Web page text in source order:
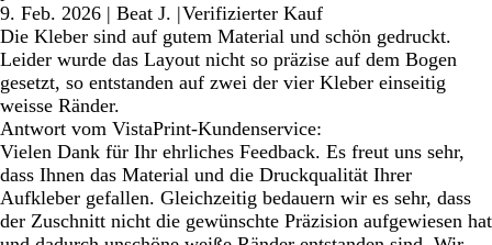
9. Feb. 2026 | Beat J. |Verifizierter Kauf
Die Kleber sind auf gutem Material und schön gedruckt.
Leider wurde das Layout nicht so präzise auf dem Bogen
gesetzt, so entstanden auf zwei der vier Kleber einseitig
weisse Ränder.
Antwort vom VistaPrint-Kundenservice:
Vielen Dank für Ihr ehrliches Feedback. Es freut uns sehr,
dass Ihnen das Material und die Druckqualität Ihrer
Aufkleber gefallen. Gleichzeitig bedauern wir es sehr, dass
der Zuschnitt nicht die gewünschte Präzision aufgewiesen hat